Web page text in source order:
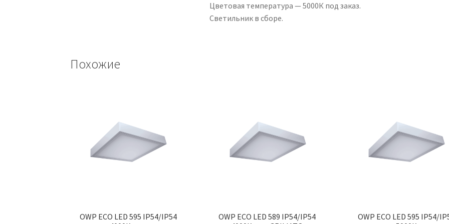
Цветовая температура — 5000К под заказ.
Светильник в сборе.
Похожие
OWP ECO LED 595 IP54/IP54
OWP ECO LED 589 IP54/IP54
OWP ECO LED 595 IP54/